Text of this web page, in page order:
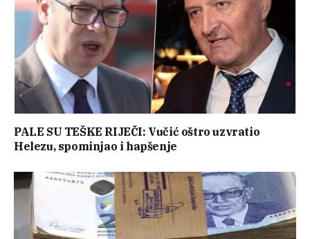
PALE SU TEŠKE RIJEČI: Vučić oštro uzvratio
Helezu, spominjao i hapšenje